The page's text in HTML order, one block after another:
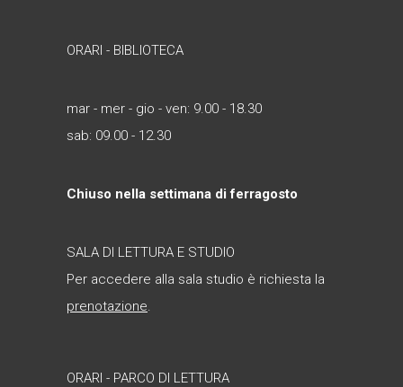
ORARI - BIBLIOTECA
mar - mer - gio - ven: 9.00 - 18.30
sab: 09.00 - 12.30
Chiuso nella settimana di ferragosto
SALA DI LETTURA E STUDIO
Per accedere alla sala studio è richiesta la
prenotazione
ORARI - PARCO DI LETTURA